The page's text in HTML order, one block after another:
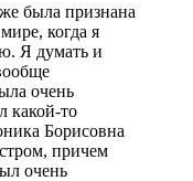
была признана
когда я
Я думать и
очень
какой-то
Борисовна
причем
очень